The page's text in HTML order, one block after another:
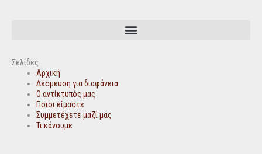
Σελίδες
Αρχική
Δέσμευση για διαφάνεια
Ο αντίκτυπός μας
Ποιοι είμαστε
Συμμετέχετε μαζί μας
Τι κάνουμε